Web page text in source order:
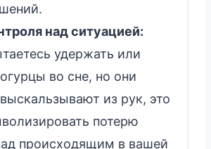
над ситуацией:
удержать или
во сне, но они
из рук, это
потерю
происходящим в вашей